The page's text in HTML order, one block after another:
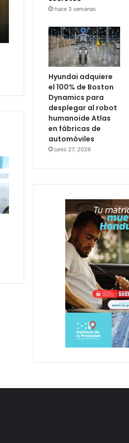
hace 3 semanas
Hyundai adquiere
el 100% de Boston
Dynamics para
desplegar al robot
humanoide Atlas
en fábricas de
automóviles
junio 27, 2026